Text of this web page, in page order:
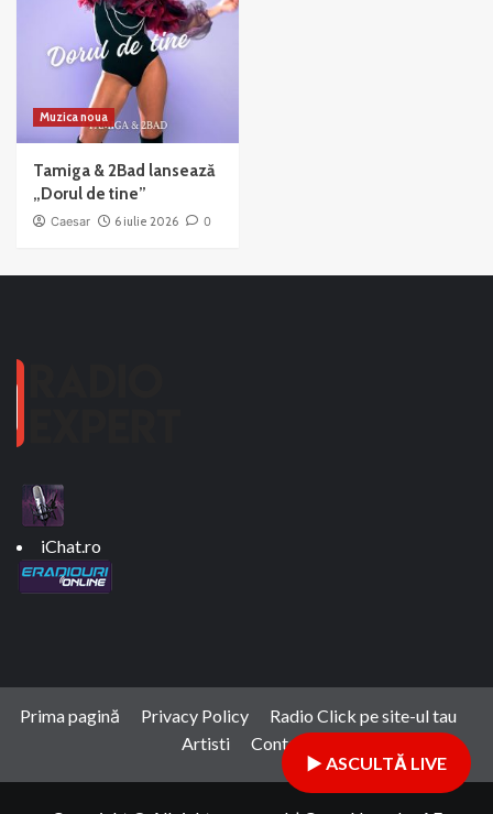
Muzica noua
Tamiga & 2Bad lansează
„Dorul de tine”
Caesar 6 iulie 2026 0
▶ ASCULTĂ LIVE
iChat.ro
Prima pagină Privacy Policy
Radio Click pe site-ul tau
Artisti
Contact